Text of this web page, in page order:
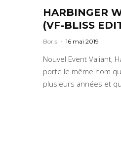
HARBINGER
(VF-BLISS
Boris · 16 mai 2019
Nouvel Event Valiant,
porte le même nom
plusieurs années et